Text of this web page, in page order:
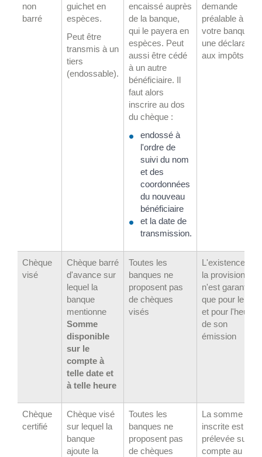
non
barré
guichet en
espèces.
Peut être
transmis à un
tiers
(endossable).
encaissé auprès
de la banque,
qui le payera en
espèces. Peut
aussi être cédé
à un autre
bénéficiaire. Il
faut alors
inscrire au dos
du chèque :
endossé à
l'ordre de
suivi du nom
et des
coordonnées
du nouveau
bénéficiaire
et la date de
transmission.
demande
préalable à
votre banque et
une déclaration
aux impôts
Chèque
visé
Chèque barré
d'avance sur
lequel la
banque
mentionne
Somme
disponible
sur le
compte à
telle date et
à telle heure
Toutes les
banques ne
proposent pas
de chèques
visés
L'existence de
la provision
n'est garantie
que pour le jour
et pour l'heure
de son
émission
Chèque
certifié
Chèque visé
sur lequel la
banque
ajoute la
Toutes les
banques ne
proposent pas
de chèques
La somme
inscrite est
prélevée sur le
compte au